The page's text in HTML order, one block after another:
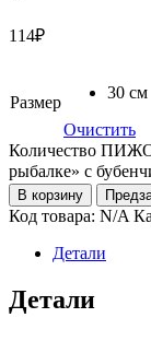
114₽
Размер
30 см
Очистить
Количество
рыбалке» с
В корзину
Код товара: N/A
Детали
Детали